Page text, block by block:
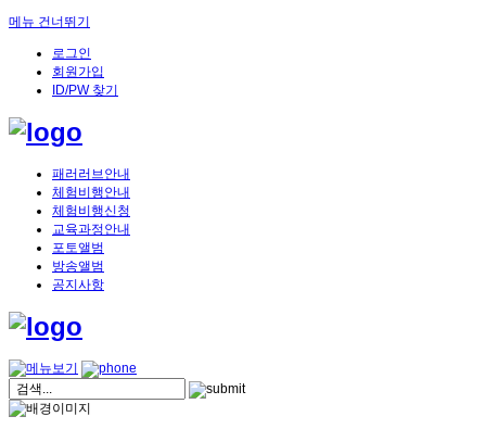
메뉴 건너뛰기
로그인
회원가입
ID/PW 찾기
패러러브안내
체험비행안내
체험비행신청
교육과정안내
포토앨범
방송앨범
공지사항